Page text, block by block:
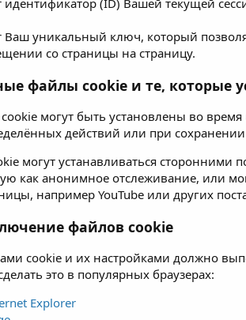
идентификатор (ID) Вашей текущей
Ваш уникальный ключ, который
со страницы на страницу.
файлы cookie и те, которые
могут быть установлены во
действий или при
могут устанавливаться сторонними
как анонимное отслеживание, или
например YouTube или других
файлов cookie
cookie и их настройками должно
это в популярных браузерах:
Explorer